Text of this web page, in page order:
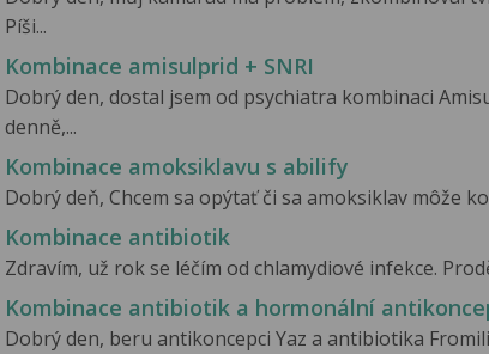
Píši...
Kombinace amisulprid + SNRI
Dobrý den, dostal jsem od psychiatra kombinaci
denně,...
Kombinace amoksiklavu s abilify
Dobrý deň, Chcem sa opýtať či sa amoksiklav môže
Kombinace antibiotik
Zdravím, už rok se léčím od chlamydiové infekce.
Kombinace antibiotik a hormonální
Dobrý den, beru antikoncepci Yaz a antibiotika